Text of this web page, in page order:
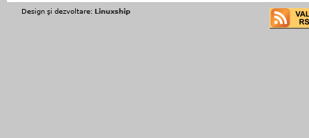
Design şi dezvoltare: Linuxship